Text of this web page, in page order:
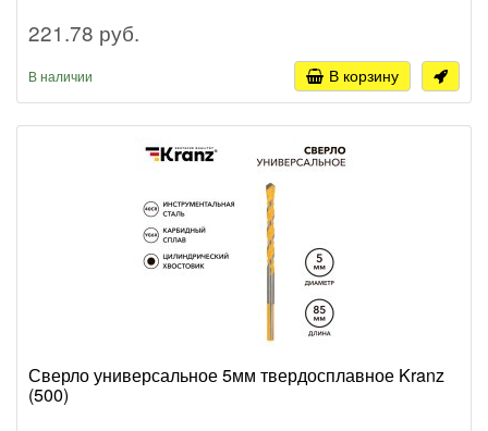
221.78 руб.
В наличии В корзину
Сверло универсальное 5мм твердосплавное Kranz
(500)